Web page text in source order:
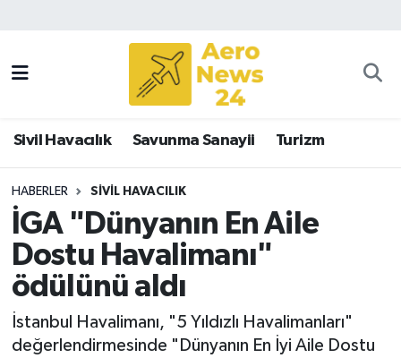
Sivil Havacılık Savunma Sanayii Turizm
HABERLER SIVIL HAVACILIK
İGA "Dünyanın En Aile
Dostu Havalimanı"
ödülünü aldı
İstanbul Havalimanı, "5 Yıldızlı Havalimanları"
değerlendirmesinde "Dünyanın En İyi Aile Dostu